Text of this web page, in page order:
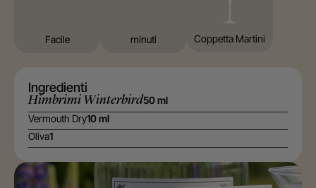
Facile minuti Coppetta Martini
Ingredienti
Himbrimi Winterbird50 ml
Vermouth Dry10 ml
Oliva1